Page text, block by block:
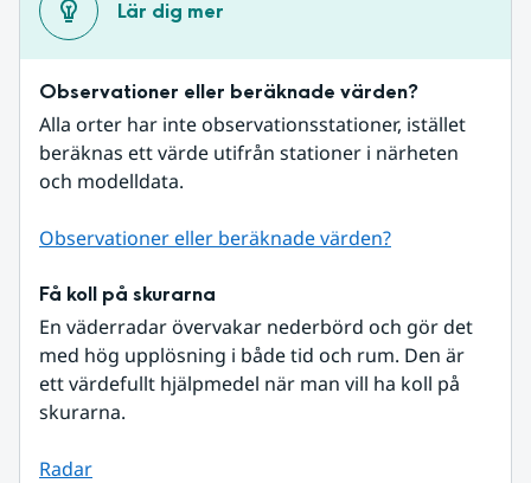
Lär dig mer
Observationer eller beräknade värden?
Alla orter har inte observationsstationer, istället
beräknas ett värde utifrån stationer i närheten
och modelldata.
Observationer eller beräknade värden?
Få koll på skurarna
En väderradar övervakar nederbörd och gör det
med hög upplösning i både tid och rum. Den är
ett värdefullt hjälpmedel när man vill ha koll på
skurarna.
Radar